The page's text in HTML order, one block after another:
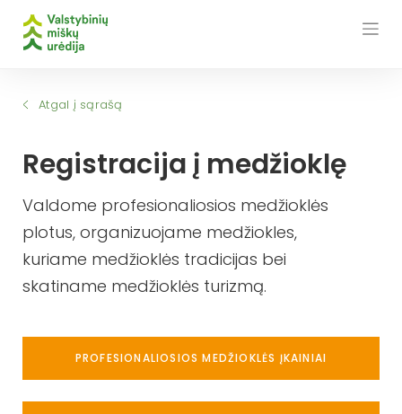
Atgal į sąrašą
Registracija į medžioklę
Valdome profesionaliosios medžioklės
plotus, organizuojame medžiokles,
kuriame medžioklės tradicijas bei
skatiname medžioklės turizmą.
PROFESIONALIOSIOS MEDŽIOKLĖS ĮKAINIAI